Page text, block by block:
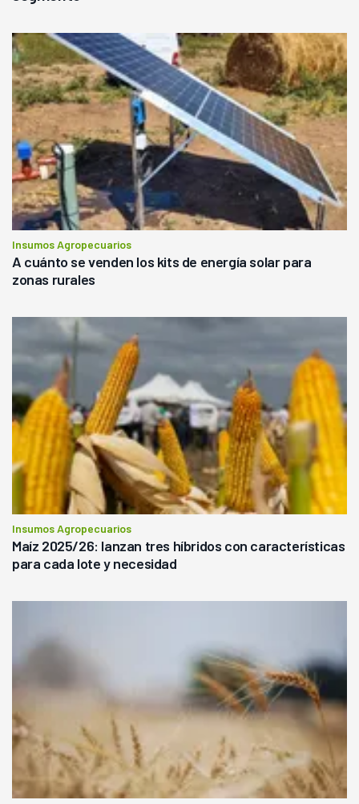
Insumos Agropecuarios
A cuánto se venden los kits de energía solar para
zonas rurales
Insumos Agropecuarios
Maíz 2025/26: lanzan tres híbridos con características
para cada lote y necesidad